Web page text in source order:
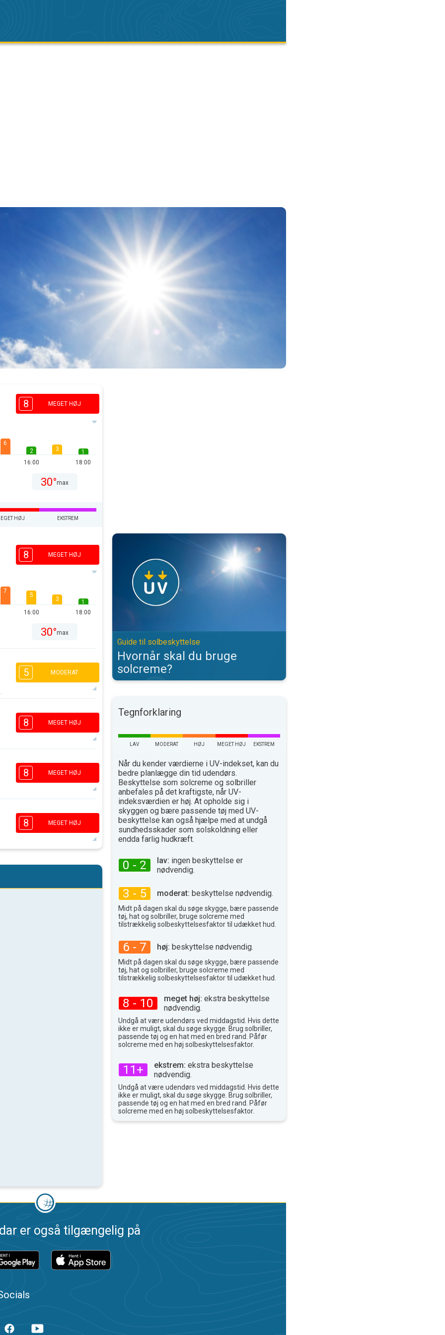
8 MEGET HØJ
6
2
16:00
3
1
18:00
30°max
HØJ EKSTREM
8 MEGET HØJ
7
5
16:00
3
1
18:00
30°max
5 MODERAT
16:00
1
18:00
8 MEGET HØJ
5
16:00
30°max
8 MEGET HØJ
5
16:00
31°max
8 MEGET HØJ
5
Hvornår skal du bruge solcreme?. Guide til solbeskyttelse. . .
Guide til solbeskyttelse
Hvornår skal du bruge
solcreme?
Tegnforklaring
LAV MODERAT HØJ MEGET HØJ EKSTREM
Når du kender værdierne i UV-indekset, kan du
bedre planlægge din tid udendørs.
Beskyttelse som solcreme og solbriller
anbefales på det kraftigste, når UV-
indeksværdien er høj. At opholde sig i
skyggen og bære passende tøj med UV-
beskyttelse kan også hjælpe med at undgå
sundhedsskader som solskoldning eller
endda farlig hudkræft.
0 - 2 lav: ingen beskyttelse er
nødvendig.
3 - 5 moderat: beskyttelse nødvendig.
Midt på dagen skal du søge skygge, bære passende
tøj, hat og solbriller, bruge solcreme med
tilstrækkelig solbeskyttelsesfaktor til udækket hud.
6 - 7 høj: beskyttelse nødvendig.
Midt på dagen skal du søge skygge, bære passende
tøj, hat og solbriller, bruge solcreme med
tilstrækkelig solbeskyttelsesfaktor til udækket hud.
8 - 10 meget høj: ekstra beskyttelse
nødvendig.
Undgå at være udendørs ved middagstid. Hvis dette
ikke er muligt, skal du søge skygge. Brug solbriller,
passende tøj og en hat med en bred rand. Påfør
solcreme med en høj solbeskyttelsesfaktor.
11+ ekstrem: ekstra beskyttelse
nødvendig.
Undgå at være udendørs ved middagstid. Hvis dette
ikke er muligt, skal du søge skygge. Brug solbriller,
passende tøj og en hat med en bred rand. Påfør
solcreme med en høj solbeskyttelsesfaktor.
er også tilgængelig på